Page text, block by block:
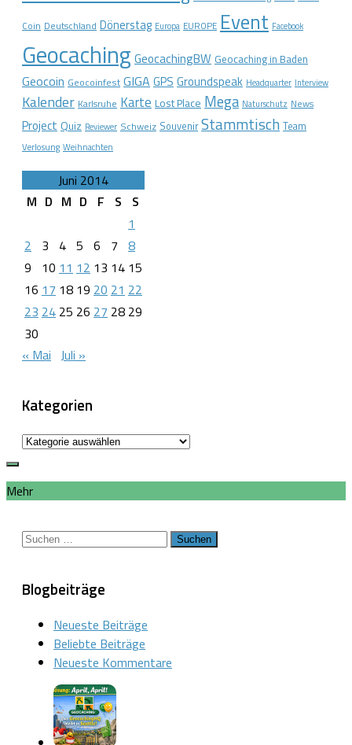
Coin Deutschland Dönerstag Europa EUROPE Event Facebook
Geocaching GeocachingBW Geocaching in Baden
Geocoin Geocoinfest GIGA GPS Groundspeak Headquarter Interview
Kalender Karlsruhe Karte Lost Place Mega Naturschutz News
Project Quiz Reviewer Schweiz Souvenir Stammtisch Team
Verlosung Weihnachten
Juni 2014
M D M D F S
S
1
2
3 4 5 6 7 8
9
10 11 12 13 14 15
16 17 18 19 20 21 22
23 24 25 26 27 28 29
30
« Mai
Juli »
Kategorien
Kategorien
Mehr
Suchen
Blogbeiträge
Neueste Beiträge
Beliebte Beiträge
Neueste Kommentare